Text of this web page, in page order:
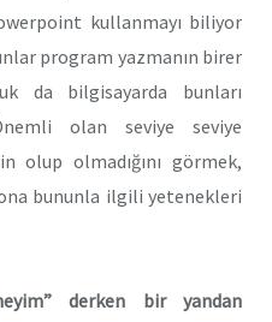
kullanmayı biliyor
program yazmanın birer
da bilgisayarda bunları
olan seviye seviye
olup olmadığını görmek,
bununla ilgili yetenekleri
derken bir yandan